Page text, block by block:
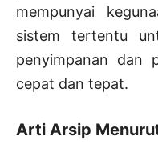
mempunyai
sistem tertentu
penyimpanan dan
cepat dan tepat.
Arti Arsip